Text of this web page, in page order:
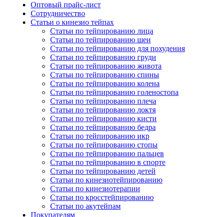
Оптовый прайс-лист
Сотрудничество
Статьи о кинезио тейпах
Статьи по тейпированию лица
Статьи по тейпированию шеи
Статьи по тейпированию для похудения
Статьи по тейпированию груди
Статьи по тейпированию живота
Статьи по тейпированию спины
Статьи по тейпированию колена
Статьи по тейпированию голеностопа
Статьи по тейпированию плеча
Статьи по тейпированию локтя
Статьи по тейпированию кисти
Статьи по тейпированию бедра
Статьи по тейпированию икр
Статьи по тейпированию стопы
Статьи по тейпированию пальцев
Статьи по тейпированию в спорте
Статьи по тейпированию детей
Статьи по кинезиотейпированию
Статьи по кинезиотерапии
Статьи по кросстейпированию
Статьи по акутейпам
Покупателям